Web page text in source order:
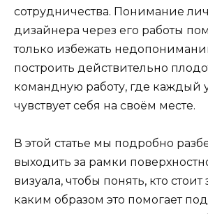
сотрудничества. Понимание
дизайнера через его работы
только избежать
построить действительно
командную работу, где каждый
чувствует себя на своём месте.
В этой статье мы подробно
выходить за рамки
визуала, чтобы понять, кто
каким образом это помогает